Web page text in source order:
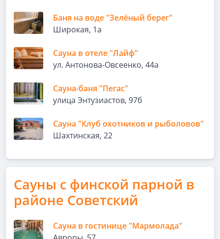
Баня на воде "Зелёный берег"
Широкая, 1а
Сауна в отеле "Лайф"
ул. Антонова-Овсеенко, 44а
Сауна-баня "Пегас"
улица Энтузиастов, 97б
Сауна "Клуб охотников и рыболовов"
Шахтинская, 22
Сауны с финской парной в
районе Советский
Сауна в гостинице "Мармолада"